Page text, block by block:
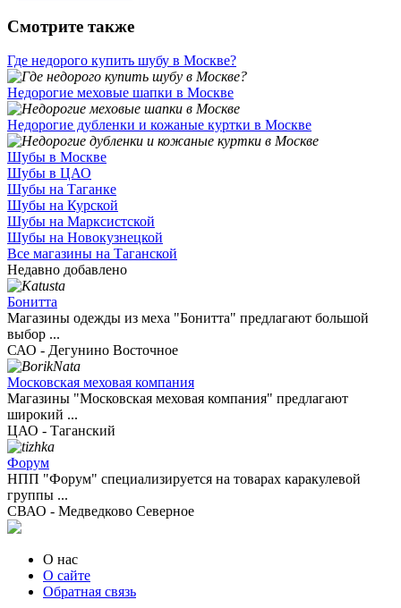
Смотрите также
Где недорого купить шубу в Москве?
Недорогие меховые шапки в Москве
Недорогие дубленки и кожаные куртки в Москве
Шубы в Москве
Шубы в ЦАО
Шубы на Таганке
Шубы на Курской
Шубы на Марксистской
Шубы на Новокузнецкой
Все магазины на Таганской
Недавно добавлено
Бонитта
Магазины одежды из меха "Бонитта" предлагают большой
выбор ...
САО - Дегунино Восточное
Московская меховая компания
Магазины "Московская меховая компания" предлагают
широкий ...
ЦАО - Таганский
Форум
НПП "Форум" специализируется на товарах каракулевой
группы ...
СВАО - Медведково Северное
О нас
О сайте
Обратная связь